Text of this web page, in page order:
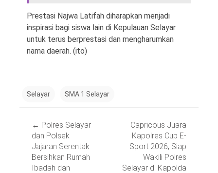
Prestasi Najwa Latifah diharapkan menjadi
inspirasi bagi siswa lain di Kepulauan Selayar
untuk terus berprestasi dan mengharumkan
nama daerah. (ito)
Selayar SMA 1 Selayar
navigation
← Polres Selayar
dan Polsek
Jajaran Serentak
Bersihkan Rumah
Ibadah dan
Capricous Juara
Kapolres Cup E-
Sport 2026, Siap
Wakili Polres
Selayar di Kapolda